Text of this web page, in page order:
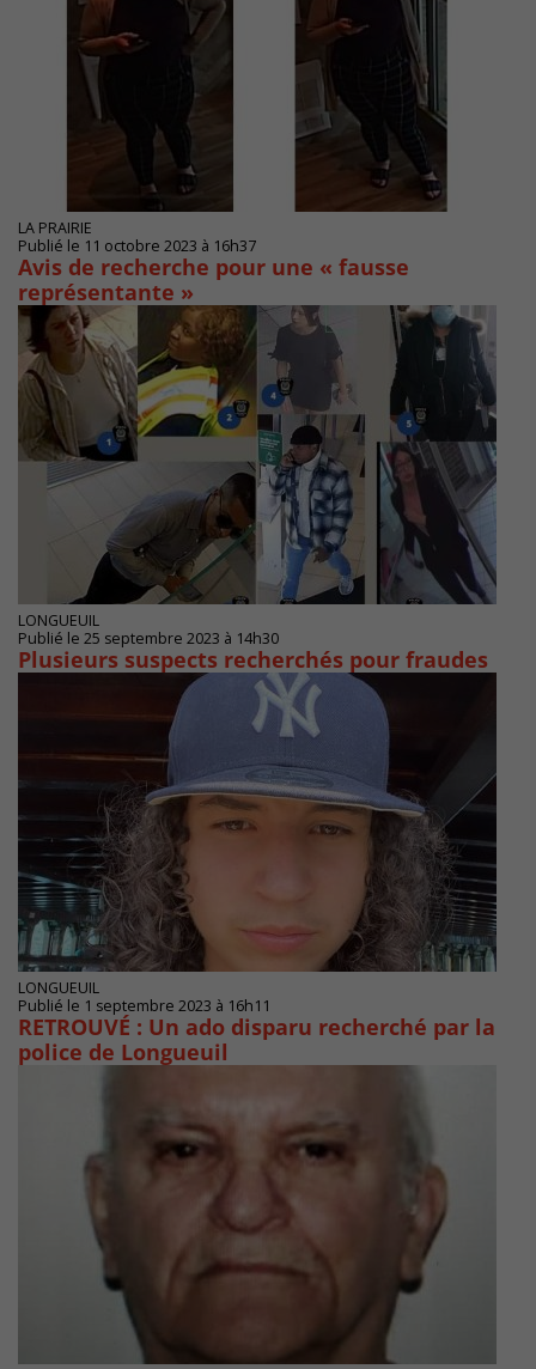
LA PRAIRIE
Publié le 11 octobre 2023 à 16h37
Avis de recherche pour une « fausse
représentante »
LONGUEUIL
Publié le 25 septembre 2023 à 14h30
Plusieurs suspects recherchés pour fraudes
LONGUEUIL
Publié le 1 septembre 2023 à 16h11
RETROUVÉ : Un ado disparu recherché par la
police de Longueuil